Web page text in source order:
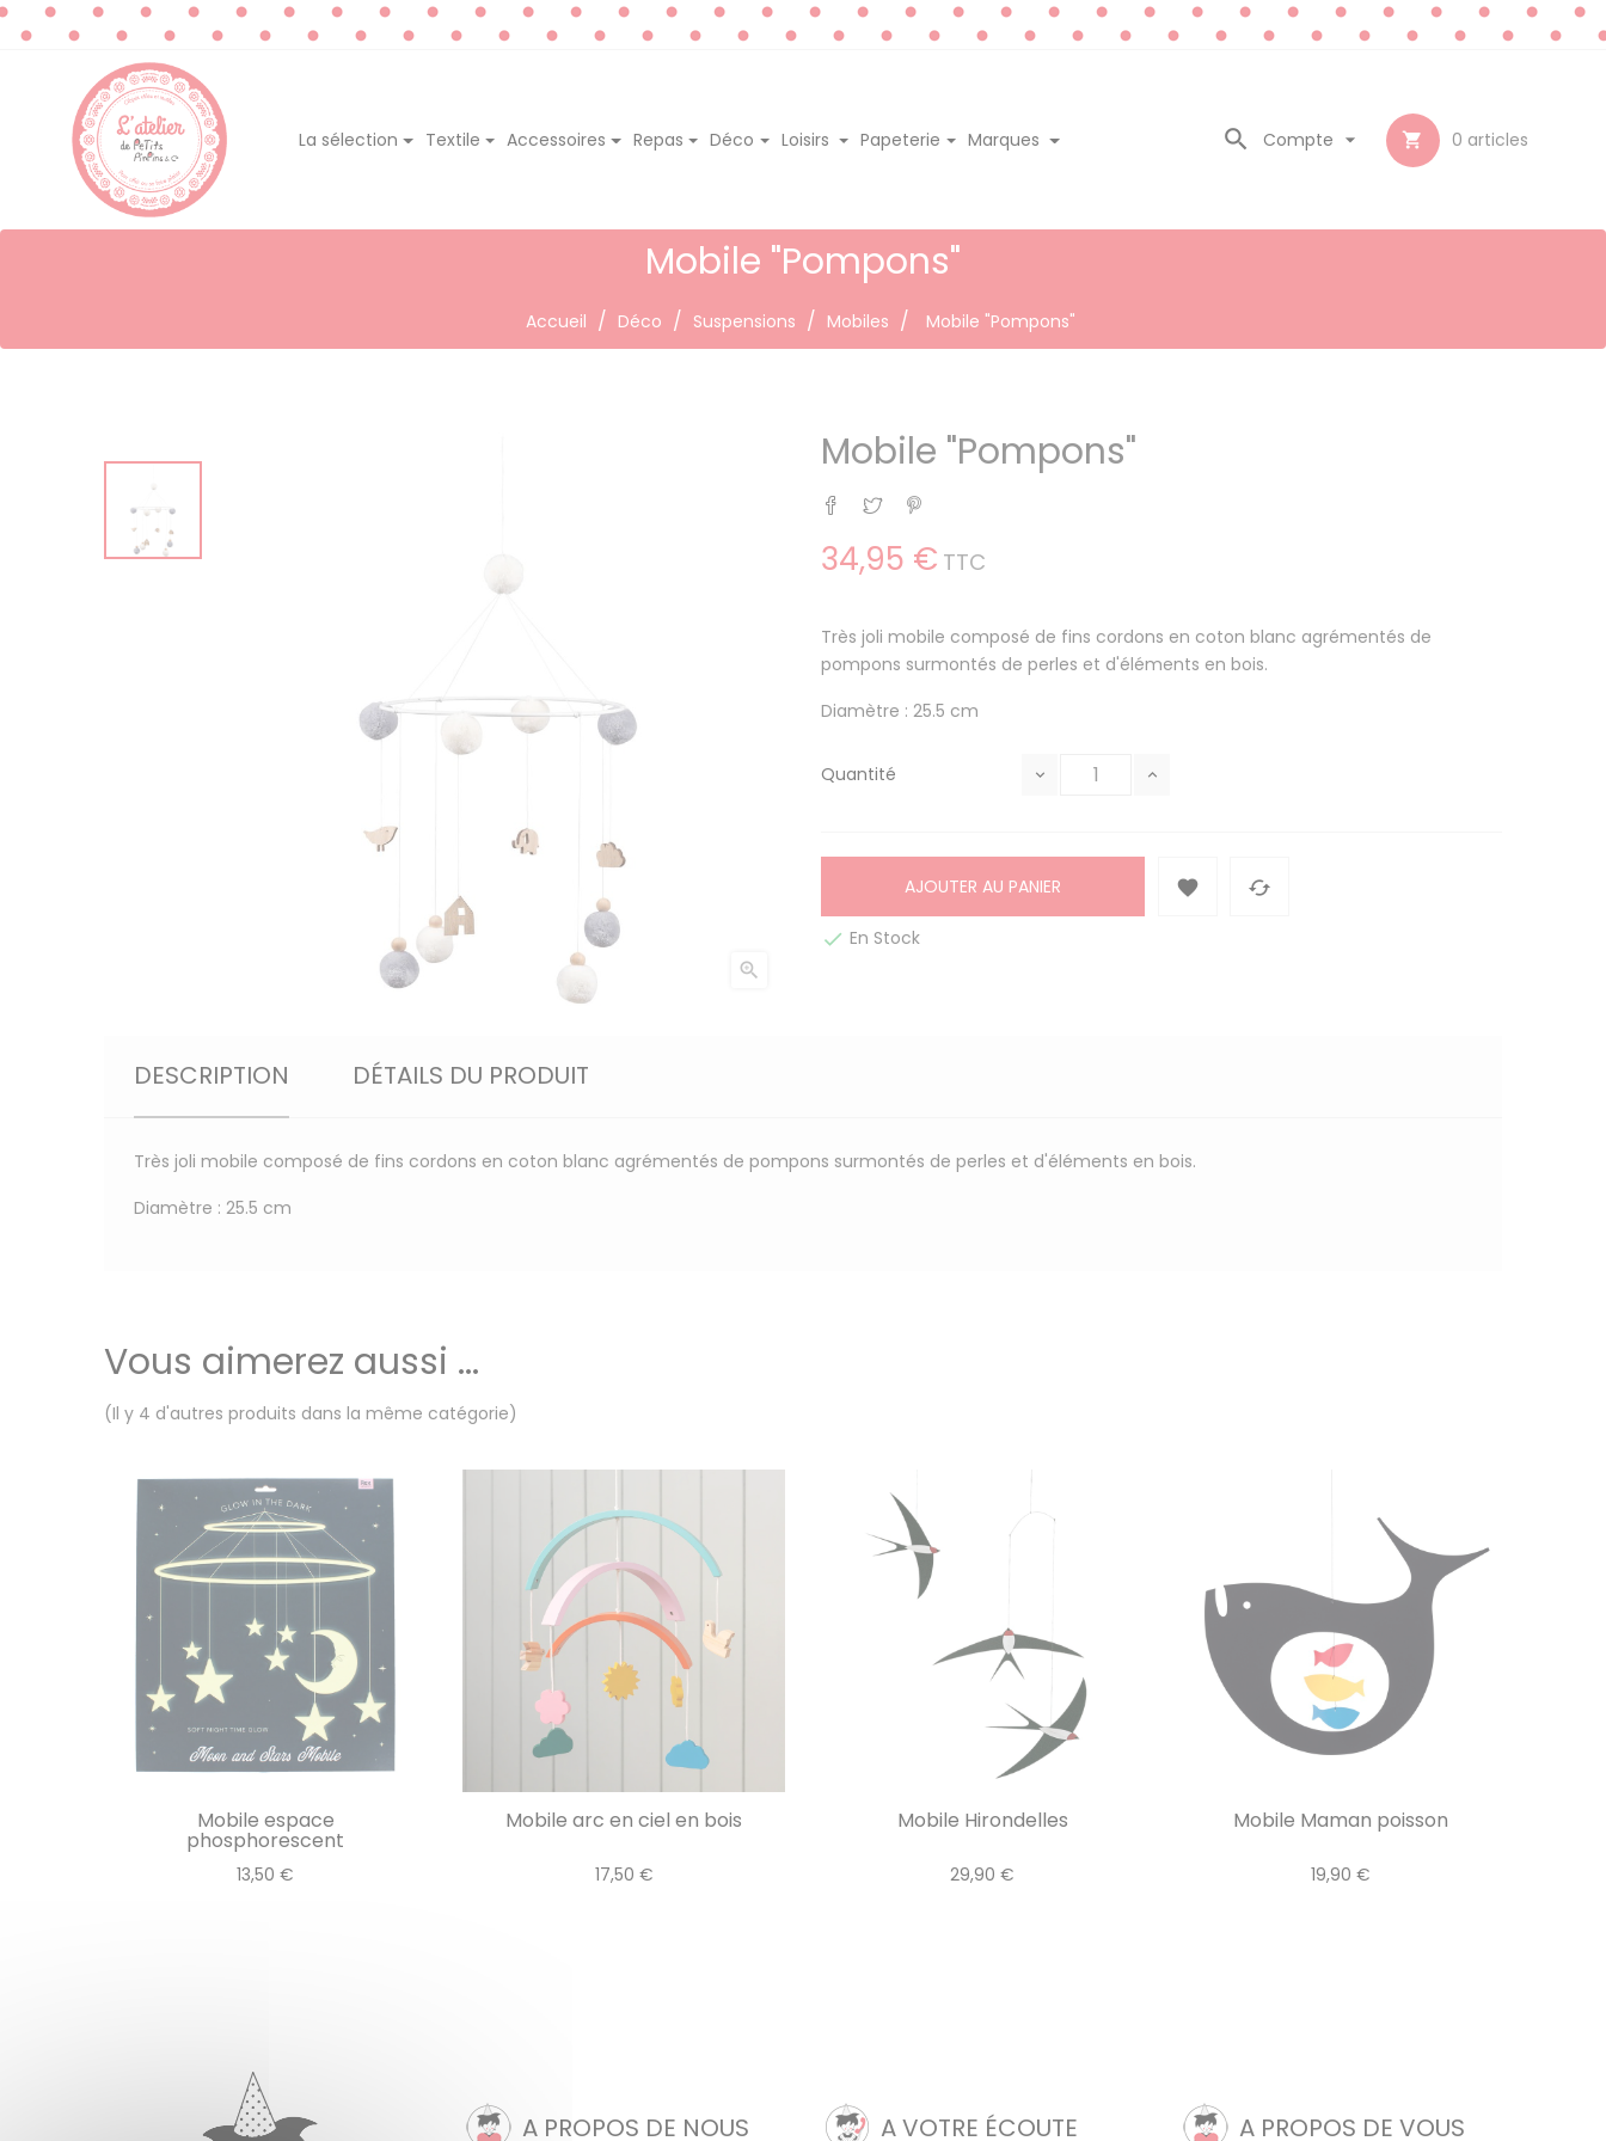
La sélection Textile Accessoires Repas Déco Loisirs Papeterie Marques  0 articles
Compte 

Mobile "Pompons"
Accueil Déco Suspensions Mobiles Mobile "Pompons"

Mobile "Pompons"
Partager
Tweet
34,95 € TTC
Très joli mobile composé de fins cordons en coton blanc agrémentés de
pompons surmontés de perles et d'éléments en bois.
Diamètre : 25.5 cm
Quantité
AJOUTER AU PANIER  
 En Stock
DESCRIPTION DÉTAILS DU PRODUIT
Très joli mobile composé de fins cordons en coton blanc agrémentés de pompons surmontés de perles et d'éléments en bois.
Diamètre : 25.5 cm
Vous aimerez aussi ...
(Il y 4 d'autres produits dans la même catégorie)
Mobile espace
phosphorescent
13,50 €
Mobile arc en ciel en bois
17,50 €
Mobile Hirondelles
29,90 €
Mobile Maman poisson
19,90 €
A PROPOS DE NOUS A VOTRE ÉCOUTE A PROPOS DE VOUS